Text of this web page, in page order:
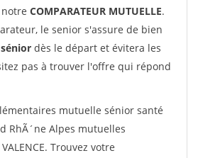
COMPARATEUR MUTUELLE.
le senior s'assure de bien
dès le départ et évitera les
pas à trouver l'offre qui répond
mutuelle sénior santé
RhÃ´ne Alpes mutuelles
Trouvez votre